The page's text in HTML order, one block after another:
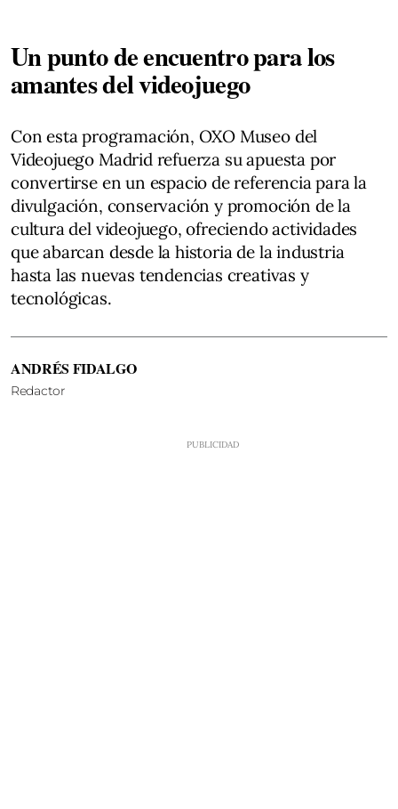
Un punto de encuentro para los
amantes del videojuego
Con esta programación, OXO Museo del
Videojuego Madrid refuerza su apuesta por
convertirse en un espacio de referencia para la
divulgación, conservación y promoción de la
cultura del videojuego, ofreciendo actividades
que abarcan desde la historia de la industria
hasta las nuevas tendencias creativas y
tecnológicas.
ANDRÉS FIDALGO
Redactor